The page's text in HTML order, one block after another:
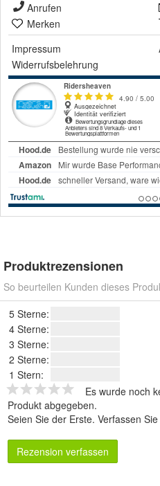
Anrufen
Merken
Impressum
Widerrufsbelehrung
Produktrezensionen
So beurteilen Kunden dieses
5 Sterne:
4 Sterne:
3 Sterne:
2 Sterne:
1 Stern:
Es wurde noch
Produkt abgegeben.
Seien Sie der Erste. Verfassen
Rezension verfassen